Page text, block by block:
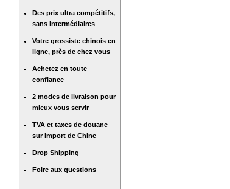
Des prix ultra compétitifs,
sans intermédiaires
Votre grossiste chinois en
ligne, près de chez vous
Achetez en toute
confiance
2 modes de livraison pour
mieux vous servir
TVA et taxes de douane
sur import de Chine
Drop Shipping
Foire aux questions